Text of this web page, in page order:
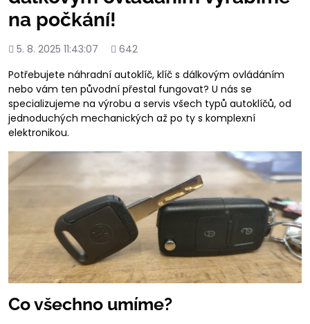
na počkání!
Přidáno
5. 8. 2025 11:43:07
Počet
642
Potřebujete náhradní autoklíč, klíč s dálkovým ovládáním
nebo vám ten původní přestal fungovat? U nás se
specializujeme na výrobu a servis všech typů autoklíčů, od
jednoduchých mechanických až po ty s komplexní
elektronikou.
Co všechno umíme?